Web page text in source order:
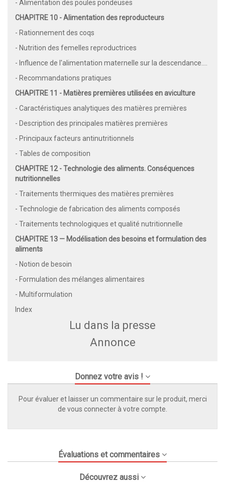
- Alimentation des poules pondeuses
CHAPITRE 10 - Alimentation des reproducteurs
- Rationnement des coqs
- Nutrition des femelles reproductrices
- Influence de l'alimentation maternelle sur la descendance....
- Recommandations pratiques
CHAPITRE 11 - Matières premières utilisées en aviculture
- Caractéristiques analytiques des matières premières
- Description des principales matières premières
- Principaux facteurs antinutritionnels
- Tables de composition
CHAPITRE 12 - Technologie des aliments. Conséquences
nutritionnelles
- Traitements thermiques des matières premières
- Technologie de fabrication des aliments composés
- Traitements technologiques et qualité nutritionnelle
CHAPITRE 13 — Modélisation des besoins et formulation des
aliments
- Notion de besoin
- Formulation des mélanges alimentaires
- Multiformulation
Index
Lu dans la presse
Annonce
Donnez votre avis !
Pour évaluer et laisser un commentaire sur le produit, merci
de vous connecter à votre compte.
Évaluations et commentaires
Découvrez aussi